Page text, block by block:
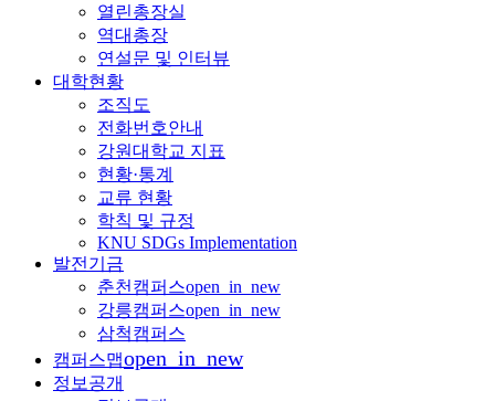
열린총장실
역대총장
연설문 및 인터뷰
대학현황
조직도
전화번호안내
강원대학교 지표
현황·통계
교류 현황
학칙 및 규정
KNU SDGs Implementation
발전기금
춘천캠퍼스open_in_new
강릉캠퍼스open_in_new
삼척캠퍼스
캠퍼스맵open_in_new
정보공개